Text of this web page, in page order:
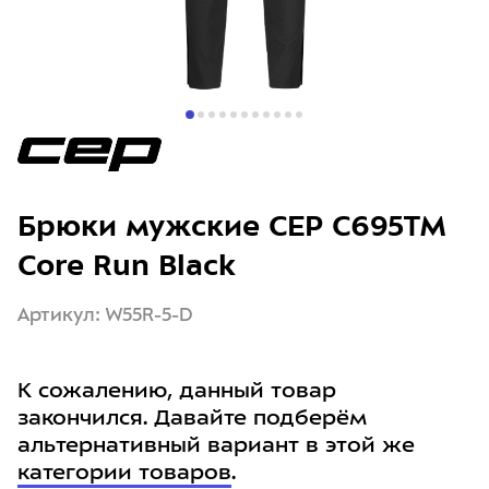
Брюки мужские CEP C695TM
Core Run Black
Артикул: W55R-5-D
К сожалению, данный товар
закончился. Давайте подберём
альтернативный вариант в этой же
категории товаров.